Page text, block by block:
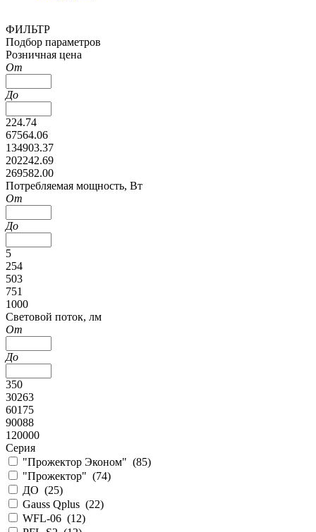
ФИЛЬТР
Подбор параметров
Розничная цена
От
До
224.74
67564.06
134903.37
202242.69
269582.00
Потребляемая мощность, Вт
От
До
5
254
503
751
1000
Cветовой поток, лм
От
До
350
30263
60175
90088
120000
Серия
"Прожектор Эконом" (85)
"Прожектор" (74)
ДО (25)
Gauss Qplus (22)
WFL-06 (12)